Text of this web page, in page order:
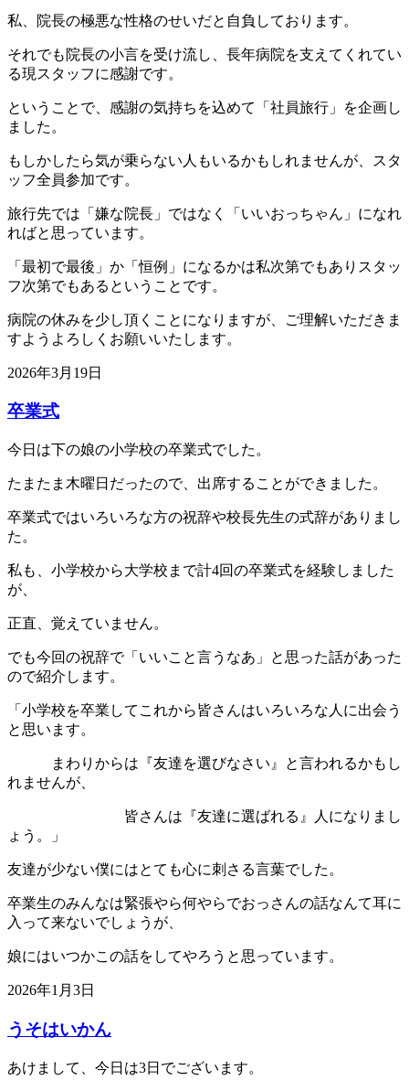
私、院長の極悪な性格のせいだと自負しております。
それでも院長の小言を受け流し、長年病院を支えてくれてい
る現スタッフに感謝です。
ということで、感謝の気持ちを込めて「社員旅行」を企画し
ました。
もしかしたら気が乗らない人もいるかもしれませんが、スタ
ッフ全員参加です。
旅行先では「嫌な院長」ではなく「いいおっちゃん」になれ
ればと思っています。
「最初で最後」か「恒例」になるかは私次第でもありスタッ
フ次第でもあるということです。
病院の休みを少し頂くことになりますが、ご理解いただきま
すようよろしくお願いいたします。
2026年3月19日
卒業式
今日は下の娘の小学校の卒業式でした。
たまたま木曜日だったので、出席することができました。
卒業式ではいろいろな方の祝辞や校長先生の式辞がありまし
た。
私も、小学校から大学校まで計4回の卒業式を経験しました
が、
正直、覚えていません。
でも今回の祝辞で「いいこと言うなあ」と思った話があった
ので紹介します。
「小学校を卒業してこれから皆さんはいろいろな人に出会う
と思います。
まわりからは『友達を選びなさい』と言われるかもし
れませんが、
皆さんは『友達に選ばれる』人になりまし
ょう。」
友達が少ない僕にはとても心に刺さる言葉でした。
卒業生のみんなは緊張やら何やらでおっさんの話なんて耳に
入って来ないでしょうが、
娘にはいつかこの話をしてやろうと思っています。
2026年1月3日
うそはいかん
あけまして、今日は3日でございます。